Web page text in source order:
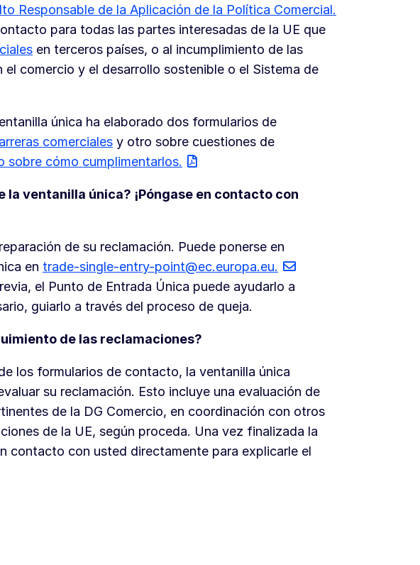
Responsable de la Aplicación de la Política Comercial.
para todas las partes interesadas de la UE que
en terceros países, o al incumplimiento de las
comercio y el desarrollo sostenible o el Sistema de
única ha elaborado dos formularios de
comerciales y otro sobre cuestiones de
sobre cómo cumplimentarlos.
ventanilla única? ¡Póngase en contacto con
de su reclamación. Puede ponerse en
en trade-single-entry-point@ec.europa.eu.
el Punto de Entrada Única puede ayudarlo a
guiarlo a través del proceso de queja.
de las reclamaciones?
los formularios de contacto, la ventanilla única
su reclamación. Esto incluye una evaluación de
de la DG Comercio, en coordinación con otros
de la UE, según proceda. Una vez finalizada la
contacto con usted directamente para explicarle el